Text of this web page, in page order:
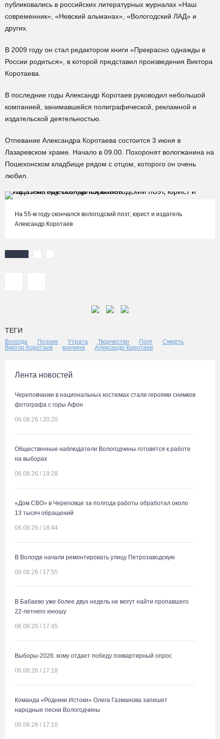
публиковались в российских литературных журналах «Наш
современник», «Невский альманах», «Вологодский ЛАД» и
других.
В 2009 году он стал редактором книги «Прекрасно однажды в
России родиться», в которой представил произведения Виктора
Коротаева.
В последние годы Александр Коротаев руководил небольшой
компанией, занимавшейся полиграфической, рекламной и
издательской деятельностью.
Отпевание Александра Коротаева состоится 3 июня в
Лазаревском храме. Начало в 09.00. Похоронят вологжанина на
Пошехонском кладбище рядом с отцом, которого он очень
любил.
На 55-м году скончался вологодский поэт, юрист и издатель
Александр Коротаев
ТЕГИ
Вологда Поэзия Утрата Творчество Поэт
Смерть
Виктор Коротаев
кончина Александр Коротаев
Лента новостей
Череповчанки в национальных костюмах стали героями снимков
фотографа с горы Афон
06.08.26 / 20:20
Общественные наблюдатели Вологодчины готовятся к работе
на выборах
06.08.26 / 19:28
«Дом СВО» в Череповце за полгода работы обработал около
13 тысяч обращений
06.08.26 / 18:44
В Вологде начали ремонтировать улицу Петрозаводскую
06.08.26 / 17:55
В Бабаево уже более двух недель не могут найти пропавшего
22-летнего юношу
06.08.26 / 17:45
Выборы-2026: кому отдает победу поквартирный опрос
06.08.26 / 17:18
Команда «Родники.Истоки» Олега Газманова запишет
народные песни Вологодчины
06.08.26 / 17:10